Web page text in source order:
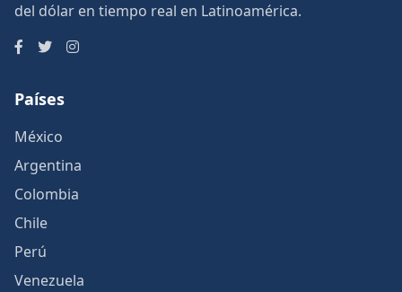
del dólar en tiempo real en Latinoamérica.
Países
México
Argentina
Colombia
Chile
Perú
Venezuela